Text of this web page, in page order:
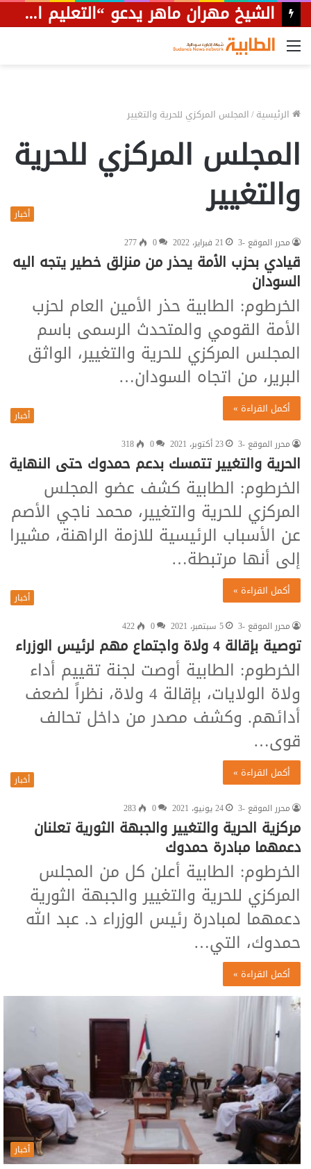
القائمة
الرئيسية/المجلس المركزي للحرية والتغيير
المجلس المركزي للحرية
والتغيير
أخبار
محرر الموقع -3
21 فبراير، 2022 0
277
قيادي بحزب الأمة يحذر من منزلق خطير يتجه اليه
السودان
الخرطوم: الطابية حذر الأمين العام لحزب
الأمة القومي والمتحدث الرسمى باسم
المجلس المركزي للحرية والتغيير، الواثق
البرير، من اتجاه السودان…
أكمل القراءة »
أخبار
محرر الموقع -3
23 أكتوبر، 2021 0
318
الحرية والتغيير تتمسك بدعم حمدوك حتى النهاية
الخرطوم: الطابية كشف عضو المجلس
المركزي للحرية والتغيير، محمد ناجي الأصم
عن الأسباب الرئيسية للازمة الراهنة، مشيرا
إلى أنها مرتبطة…
أكمل القراءة »
أخبار
محرر الموقع -3
5 سبتمبر، 2021 0
422
توصية بإقالة 4 ولاة واجتماع مهم لرئيس الوزراء
الخرطوم: الطابية أوصت لجنة تقييم أداء
ولاة الولايات، بإقالة 4 ولاة، نظراً لضعف
أدائهم. وكشف مصدر من داخل تحالف
قوى…
أكمل القراءة »
أخبار
محرر الموقع -3
24 يونيو، 2021 0
283
مركزية الحرية والتغيير والجبهة الثورية تعلنان
دعمهما مبادرة حمدوك
الخرطوم: الطابية أعلن كل من المجلس
المركزي للحرية والتغيير والجبهة الثورية
دعمهما لمبادرة رئيس الوزراء د. عبد الله
حمدوك، التي…
أكمل القراءة »
أخبار